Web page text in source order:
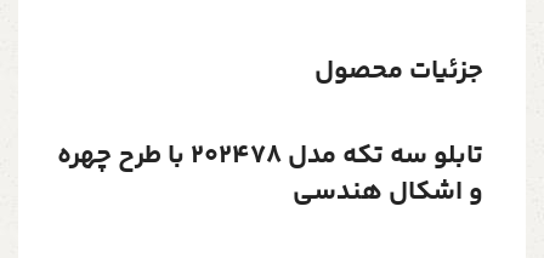
جزئیات محصول
تابلو سه تکه مدل 202478 با طرح چهره
و اشکال هندسی